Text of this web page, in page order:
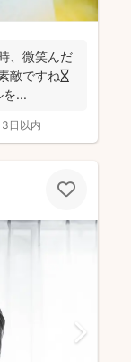
、微笑んだ
敵ですね⏳
...
3日以内